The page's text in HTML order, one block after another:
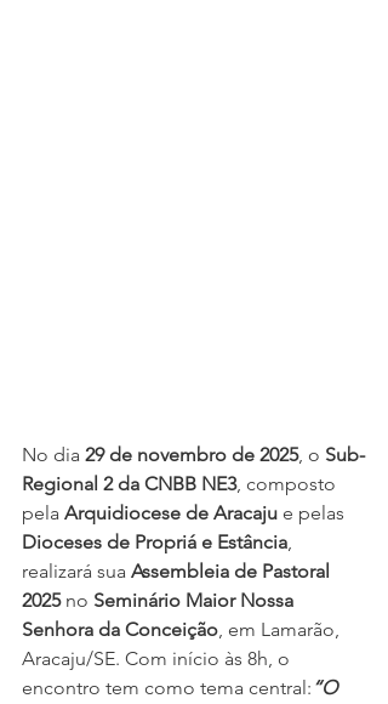
No dia 29 de novembro de 2025, o Sub-
Regional 2 da CNBB NE3, composto
pela Arquidiocese de Aracaju e pelas
Dioceses de Propriá e Estância,
realizará sua Assembleia de Pastoral
2025 no Seminário Maior Nossa
Senhora da Conceição, em Lamarão,
Aracaju/SE. Com início às 8h, o
encontro tem como tema central: “O